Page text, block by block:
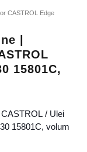
CASTROL Edge
|
15801C,
CASTROL / Ulei
15801C, volum